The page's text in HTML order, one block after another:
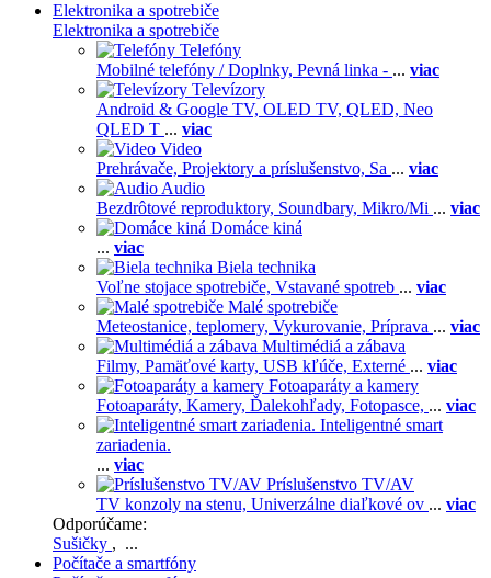
Elektronika a spotrebiče
Elektronika a spotrebiče
Telefóny
Mobilné telefóny / Doplnky, Pevná linka - ... viac
Televízory
Android & Google TV, OLED TV, QLED, Neo
QLED T ... viac
Video
Prehrávače, Projektory a príslušenstvo, Sa ... viac
Audio
Bezdrôtové reproduktory, Soundbary, Mikro/Mi ... viac
Domáce kiná
... viac
Biela technika
Voľne stojace spotrebiče, Vstavané spotreb ... viac
Malé spotrebiče
Meteostanice, teplomery, Vykurovanie, Príprava ... viac
Multimédiá a zábava
Filmy, Pamäťové karty, USB kľúče, Externé ... viac
Fotoaparáty a kamery
Fotoaparáty, Kamery, Ďalekohľady, Fotopasce, ... viac
Inteligentné smart
zariadenia.
... viac
Príslušenstvo TV/AV
TV konzoly na stenu, Univerzálne diaľkové ov ... viac
Odporúčame:
Sušičky , ...
Počítače a smartfóny